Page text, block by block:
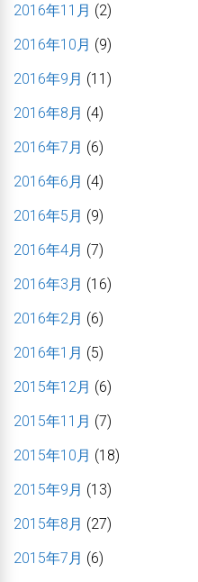
2016年11月 (2)
2016年10月 (9)
2016年9月 (11)
2016年8月 (4)
2016年7月 (6)
2016年6月 (4)
2016年5月 (9)
2016年4月 (7)
2016年3月 (16)
2016年2月 (6)
2016年1月 (5)
2015年12月 (6)
2015年11月 (7)
2015年10月 (18)
2015年9月 (13)
2015年8月 (27)
2015年7月 (6)